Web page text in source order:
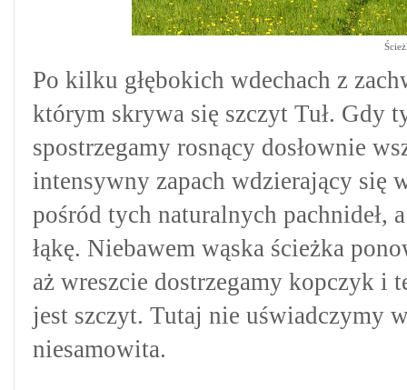
Po kilku głębokich wdechach z
którym skrywa się szczyt Tuł. Gdy
spostrzegamy rosnący dosłownie
intensywny zapach wdzierający się
pośród tych naturalnych
łąkę. Niebawem wąska ścieżka
aż wreszcie dostrzegamy kopczyk i
jest szczyt. Tutaj nie uświadczymy
niesamowita.